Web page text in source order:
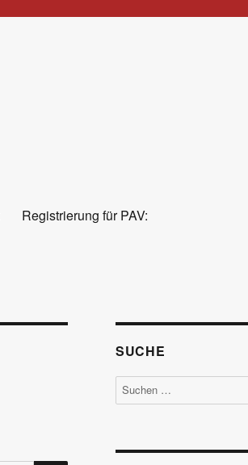
Registrierung für PAV:
SUCHE
Suchen
nach: